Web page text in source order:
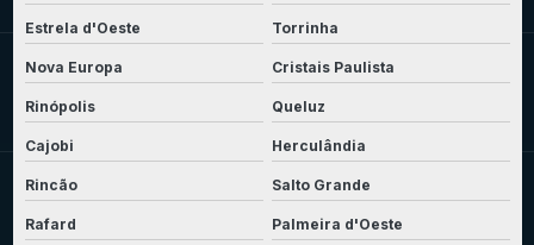
Estrela d'Oeste Torrinha
Nova Europa Cristais Paulista
Rinópolis Queluz
Cajobi Herculândia
Rincão Salto Grande
Rafard Palmeira d'Oeste